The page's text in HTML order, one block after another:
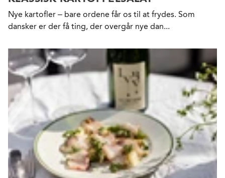
Nye kartofler – bare ordene får os til at frydes. Som
dansker er der få ting, der overgår nye dan...